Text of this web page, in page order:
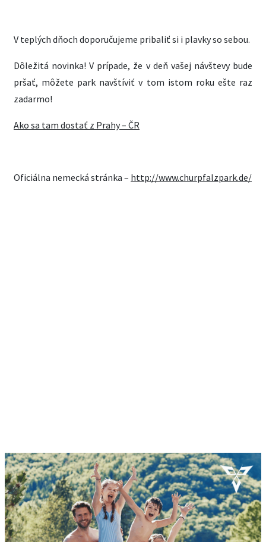
V teplých dňoch doporučujeme pribaliť si i plavky so sebou.
Dôležitá novinka! V prípade, že v deň vašej návštevy bude
pršať, môžete park navštíviť v tom istom roku ešte raz
zadarmo!
Ako sa tam dostať z Prahy – ČR
Oficiálna nemecká stránka – http://www.churpfalzpark.de/